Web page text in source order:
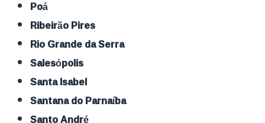
Poá
Ribeirão Pires
Rio Grande da Serra
Salesópolis
Santa Isabel
Santana do Parnaíba
Santo André